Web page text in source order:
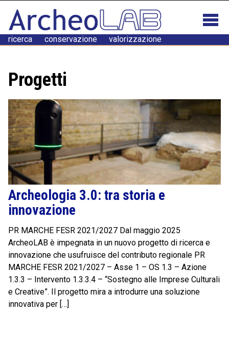
ricerca conservazione valorizzazione
Progetti
Archeologia 3.0: tra storia e
innovazione
PR MARCHE FESR 2021/2027 Dal maggio 2025
ArcheoLAB è impegnata in un nuovo progetto di ricerca e
innovazione che usufruisce del contributo regionale PR
MARCHE FESR 2021/2027 – Asse 1 – OS 1.3 – Azione
1.3.3 – Intervento 1.3.3.4 – “Sostegno alle Imprese Culturali
e Creative”. Il progetto mira a introdurre una soluzione
innovativa per […]